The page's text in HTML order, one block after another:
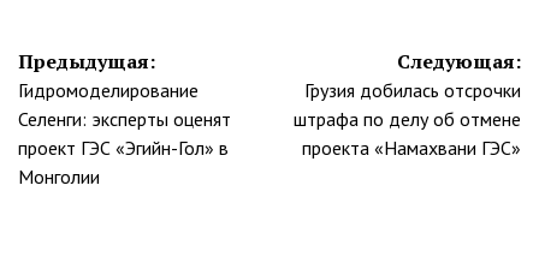
Навигация
по
записям
Предыдущая:
Гидромоделирование
Селенги: эксперты оценят
проект ГЭС «Эгийн-Гол» в
Монголии
Следующая:
Грузия добилась отсрочки
штрафа по делу об отмене
проекта «Намахвани ГЭС»